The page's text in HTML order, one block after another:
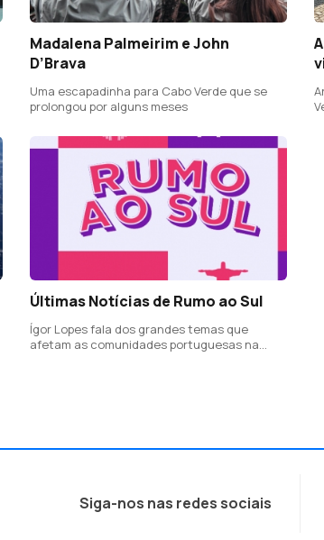
Madalena Palmeirim e John
D’Brava
Uma escapadinha para Cabo Verde que se
prolongou por alguns meses
Últimas Notícias de Rumo ao Sul
Ígor Lopes fala dos grandes temas que
afetam as comunidades portuguesas na
Siga-nos nas redes sociais